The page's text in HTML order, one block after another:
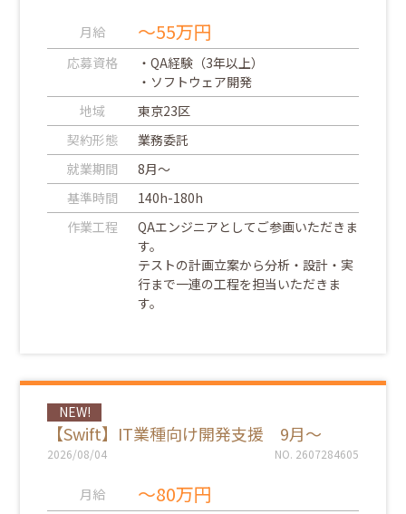
月給 ～55万円
応募資格
・QA経験（3年以上）
・ソフトウェア開発
地域
東京23区
契約形態
業務委託
就業期間
8月～
基準時間
140h-180h
作業工程
QAエンジニアとしてご参画いただきま
す。
テストの計画立案から分析・設計・実
行まで一連の工程を担当いただきま
す。
NEW!
【Swift】IT業種向け開発支援 9月～
2026/08/04 NO. 2607284605
月給 ～80万円